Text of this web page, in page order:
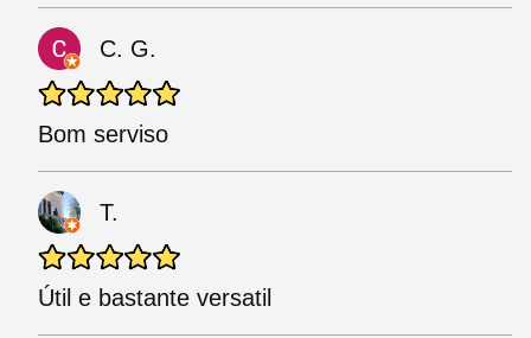
C. G.
Bom serviso
T.
Útil e bastante versatil